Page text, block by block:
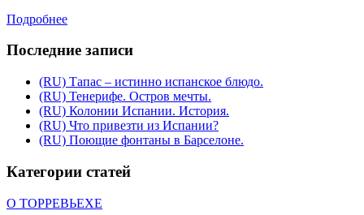
Подробнее
Последние записи
(RU) Тапас – истинно испанское блюдо.
(RU) Тенерифе. Остров мечты.
(RU) Колонии Испании. История.
(RU) Что привезти из Испании?
(RU) Поющие фонтаны в Барселоне.
Категории статей
О ТОРРЕВЬЕХЕ